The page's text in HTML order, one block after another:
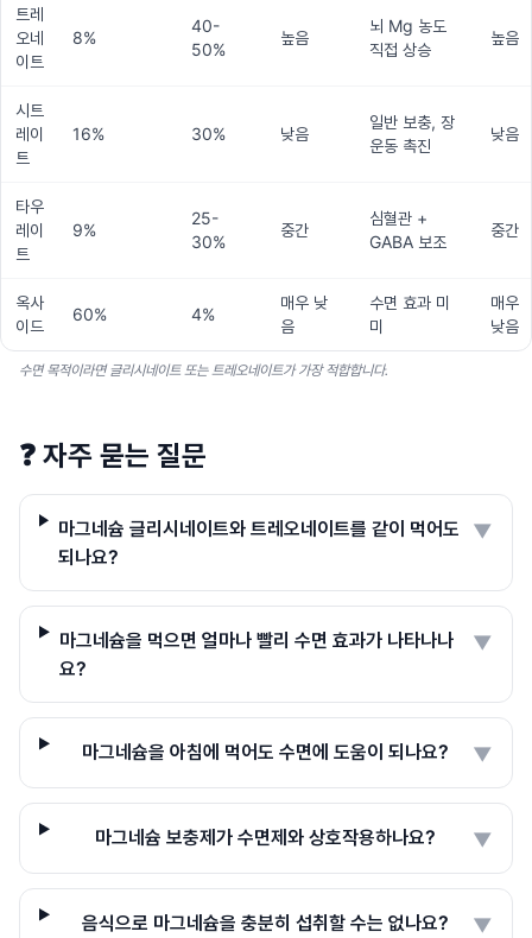
트레
오네
이트
8%
40-
50%
높음
뇌 Mg 농도
직접 상승
높음
시트
레이
트
16% 30% 낮음
일반 보충, 장
운동 촉진
낮음
타우
레이
트
9%
25-
30%
중간
심혈관 +
GABA 보조
중간
옥사
이드
60% 4%
매우 낮
음
수면 효과 미
미
매우
낮음
수면 목적이라면 글리시네이트 또는 트레오네이트가 가장 적합합니다.
❓ 자주 묻는 질문
마그네슘 글리시네이트와 트레오네이트를 같이 먹어도
되나요?
▼
마그네슘을 먹으면 얼마나 빨리 수면 효과가 나타나나
요?
▼
마그네슘을 아침에 먹어도 수면에 도움이 되나요? ▼
마그네슘 보충제가 수면제와 상호작용하나요? ▼
음식으로 마그네슘을 충분히 섭취할 수는 없나요? ▼